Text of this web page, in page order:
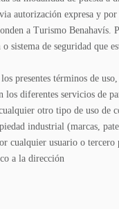
autorización expresa y
a Turismo Benahavís.
de seguridad que
presentes términos de
diferentes servicios de
otro tipo de uso
industrial (marcas,
cualquier usuario o
a la dirección